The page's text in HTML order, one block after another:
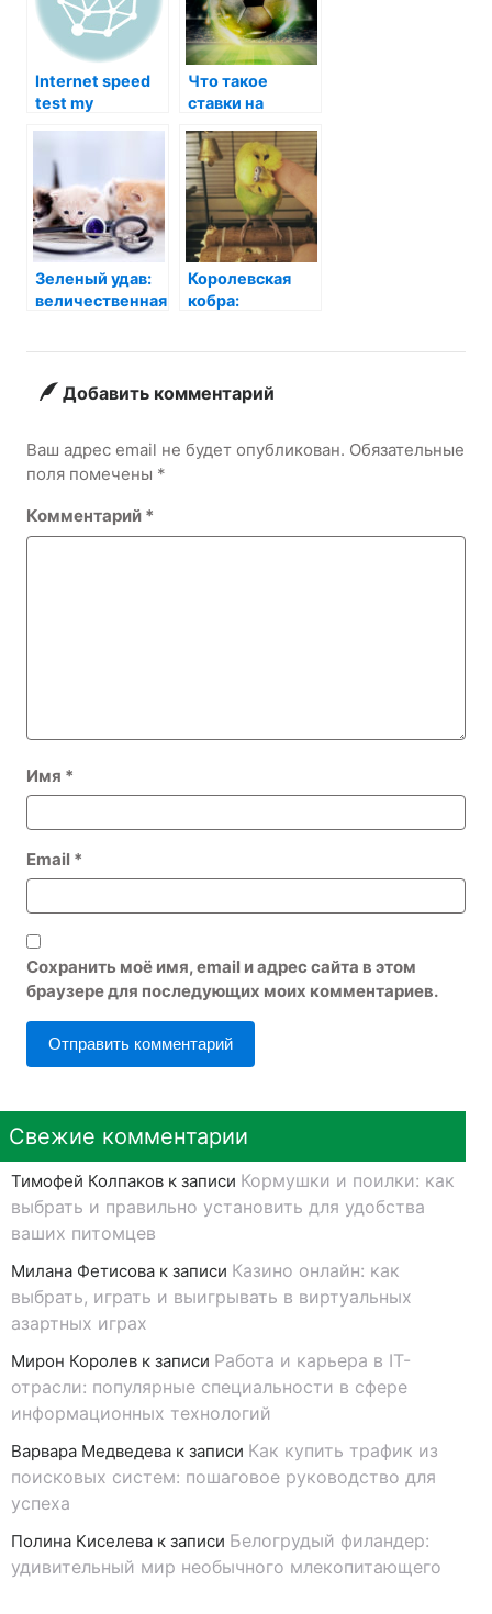
Internet speed
test my
Что такое
ставки на
Зеленый удав:
величественная
Королевская
кобра:
опасная загадка
природы
Добавить комментарий
Ваш адрес email не будет опубликован. Обязательные
поля помечены *
Комментарий *
Имя *
Email *
Сохранить моё имя, email и адрес сайта в этом
браузере для последующих моих комментариев.
Свежие комментарии
Тимофей Колпаков к записи Кормушки и поилки: как
выбрать и правильно установить для удобства
ваших питомцев
Милана Фетисова к записи Казино онлайн: как
выбрать, играть и выигрывать в виртуальных
азартных играх
Мирон Королев к записи Работа и карьера в IT-
отрасли: популярные специальности в сфере
информационных технологий
Варвара Медведева к записи Как купить трафик из
поисковых систем: пошаговое руководство для
успеха
Полина Киселева к записи Белогрудый филандер:
удивительный мир необычного млекопитающего